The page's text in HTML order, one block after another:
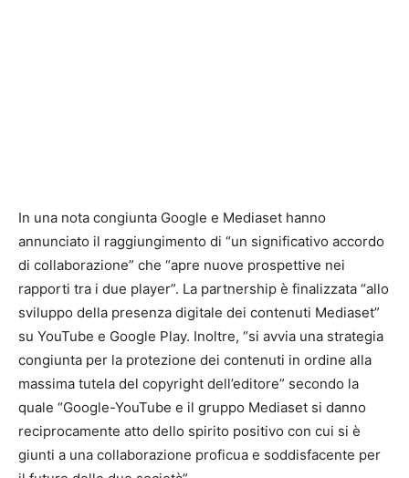
In una nota congiunta Google e Mediaset hanno
annunciato il raggiungimento di “un significativo accordo
di collaborazione” che “apre nuove prospettive nei
rapporti tra i due player”. La partnership è finalizzata “allo
sviluppo della presenza digitale dei contenuti Mediaset”
su YouTube e Google Play. Inoltre, “si avvia una strategia
congiunta per la protezione dei contenuti in ordine alla
massima tutela del copyright dell’editore” secondo la
quale “Google-YouTube e il gruppo Mediaset si danno
reciprocamente atto dello spirito positivo con cui si è
giunti a una collaborazione proficua e soddisfacente per